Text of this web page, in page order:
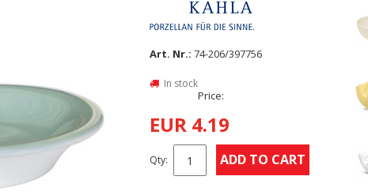
Art. Nr.: 74-206/397756
In stock
Price:
EUR 4.19
Qty: ADD TO CART